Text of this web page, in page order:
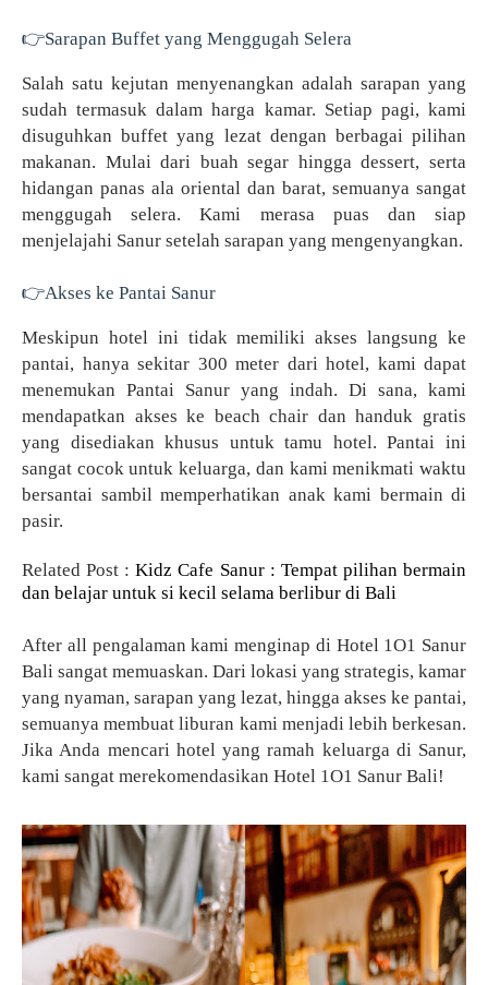
👉Sarapan Buffet yang Menggugah Selera
Salah satu kejutan menyenangkan adalah sarapan yang
sudah termasuk dalam harga kamar. Setiap pagi, kami
disuguhkan buffet yang lezat dengan berbagai pilihan
makanan. Mulai dari buah segar hingga dessert, serta
hidangan panas ala oriental dan barat, semuanya sangat
menggugah selera. Kami merasa puas dan siap
menjelajahi Sanur setelah sarapan yang mengenyangkan.
👉Akses ke Pantai Sanur
Meskipun hotel ini tidak memiliki akses langsung ke
pantai, hanya sekitar 300 meter dari hotel, kami dapat
menemukan Pantai Sanur yang indah. Di sana, kami
mendapatkan akses ke beach chair dan handuk gratis
yang disediakan khusus untuk tamu hotel. Pantai ini
sangat cocok untuk keluarga, dan kami menikmati waktu
bersantai sambil memperhatikan anak kami bermain di
pasir.
Related Post :Kidz Cafe Sanur : Tempat pilihan bermain
dan belajar untuk si kecil selama berlibur di Bali
After all pengalaman kami menginap di Hotel 1O1 Sanur
Bali sangat memuaskan. Dari lokasi yang strategis, kamar
yang nyaman, sarapan yang lezat, hingga akses ke pantai,
semuanya membuat liburan kami menjadi lebih berkesan.
Jika Anda mencari hotel yang ramah keluarga di Sanur,
kami sangat merekomendasikan Hotel 1O1 Sanur Bali!